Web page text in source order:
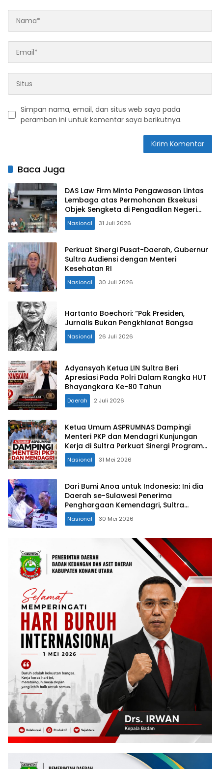
Simpan nama, email, dan situs web saya pada
peramban ini untuk komentar saya berikutnya.
Baca Juga
DAS Law Firm Minta Pengawasan Lintas
Lembaga atas Permohonan Eksekusi
Objek Sengketa di Pengadilan Negeri
Jakarta Selatan
Nasional 31 Juli 2026
Perkuat Sinergi Pusat-Daerah, Gubernur
Sultra Audiensi dengan Menteri
Kesehatan RI
Nasional 30 Juli 2026
Hartanto Boechori: “Pak Presiden,
Jurnalis Bukan Pengkhianat Bangsa
Nasional 26 Juli 2026
Adyansyah Ketua LIN Sultra Beri
Apresiasi Pada Polri Dalam Rangka HUT
Bhayangkara Ke-80 Tahun
Daerah 2 Juli 2026
Ketua Umum ASPRUMNAS Dampingi
Menteri PKP dan Mendagri Kunjungan
Kerja di Sultra Perkuat Sinergi Program
Rumah Layak Huni dan Konsolidasi
Organisasi
Nasional 31 Mei 2026
Dari Bumi Anoa untuk Indonesia: Ini dia
Daerah se-Sulawesi Penerima
Penghargaan Kemendagri, Sultra
Kategori Ke-II
Nasional 30 Mei 2026